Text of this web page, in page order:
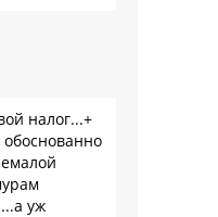
налог...+
уж